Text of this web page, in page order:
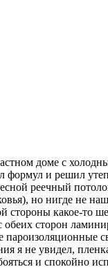
доме с
формул и решил
реечный
но нигде не
стороны какое-то
сторон
пароизоляционные
я не увидел,
и спокойно